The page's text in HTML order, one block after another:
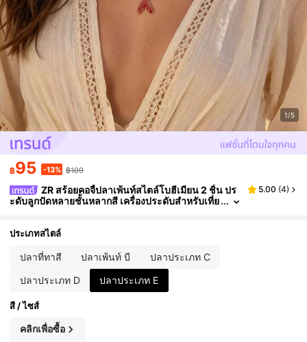
1/5
฿95 -13% ฿109
ZR สร้อยคอจี้ปลาเพ้นท์สไตล์โบฮีเมียน 2 ชิ้น ปร
ะดับลูกปัดหลายชั้นหลากสี เครื่องประดับสำหรับเที่ย
5.00 (4)
ประเภทสไตล์
ปลาที่ทาสี ปลาเพ้นท์ บี ปลาประเภท C
ปลาประเภท D ปลาประเภท E
สี / ไซส์
คลิกเพื่อซื้อ